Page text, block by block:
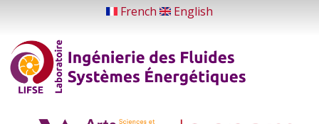
main
content
French English